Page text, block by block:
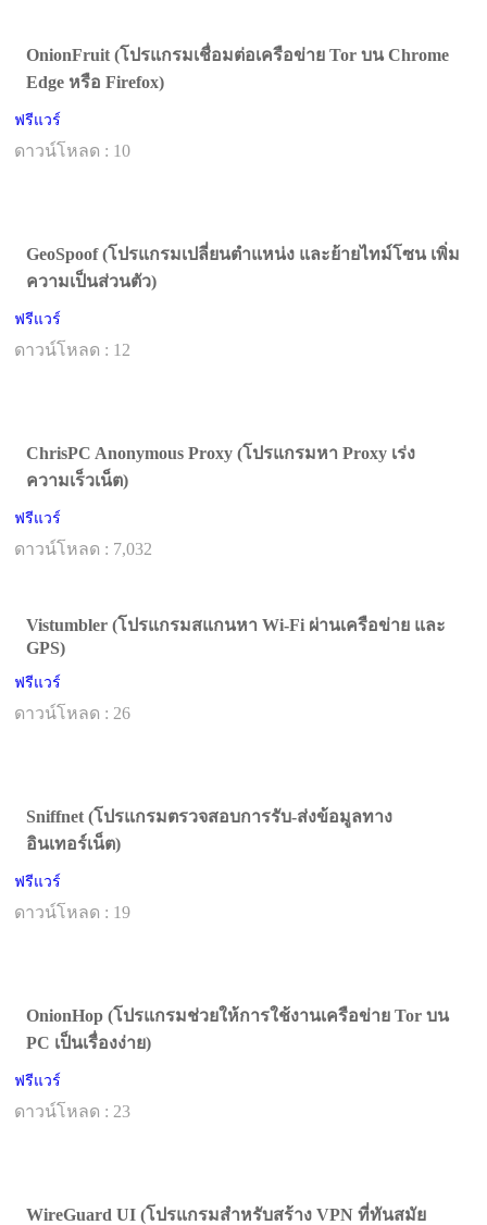
OnionFruit (โปรแกรมเชื่อมต่อเครือข่าย Tor บน Chrome
Edge หรือ Firefox)
ฟรีแวร์
ดาวน์โหลด : 10
GeoSpoof (โปรแกรมเปลี่ยนตำแหน่ง และย้ายไทม์โซน เพิ่ม
ความเป็นส่วนตัว)
ฟรีแวร์
ดาวน์โหลด : 12
ChrisPC Anonymous Proxy (โปรแกรมหา Proxy เร่ง
ความเร็วเน็ต)
ฟรีแวร์
ดาวน์โหลด : 7,032
Vistumbler (โปรแกรมสแกนหา Wi-Fi ผ่านเครือข่าย และ
GPS)
ฟรีแวร์
ดาวน์โหลด : 26
Sniffnet (โปรแกรมตรวจสอบการรับ-ส่งข้อมูลทาง
อินเทอร์เน็ต)
ฟรีแวร์
ดาวน์โหลด : 19
OnionHop (โปรแกรมช่วยให้การใช้งานเครือข่าย Tor บน
PC เป็นเรื่องง่าย)
ฟรีแวร์
ดาวน์โหลด : 23
WireGuard UI (โปรแกรมสำหรับสร้าง VPN ที่ทันสมัย